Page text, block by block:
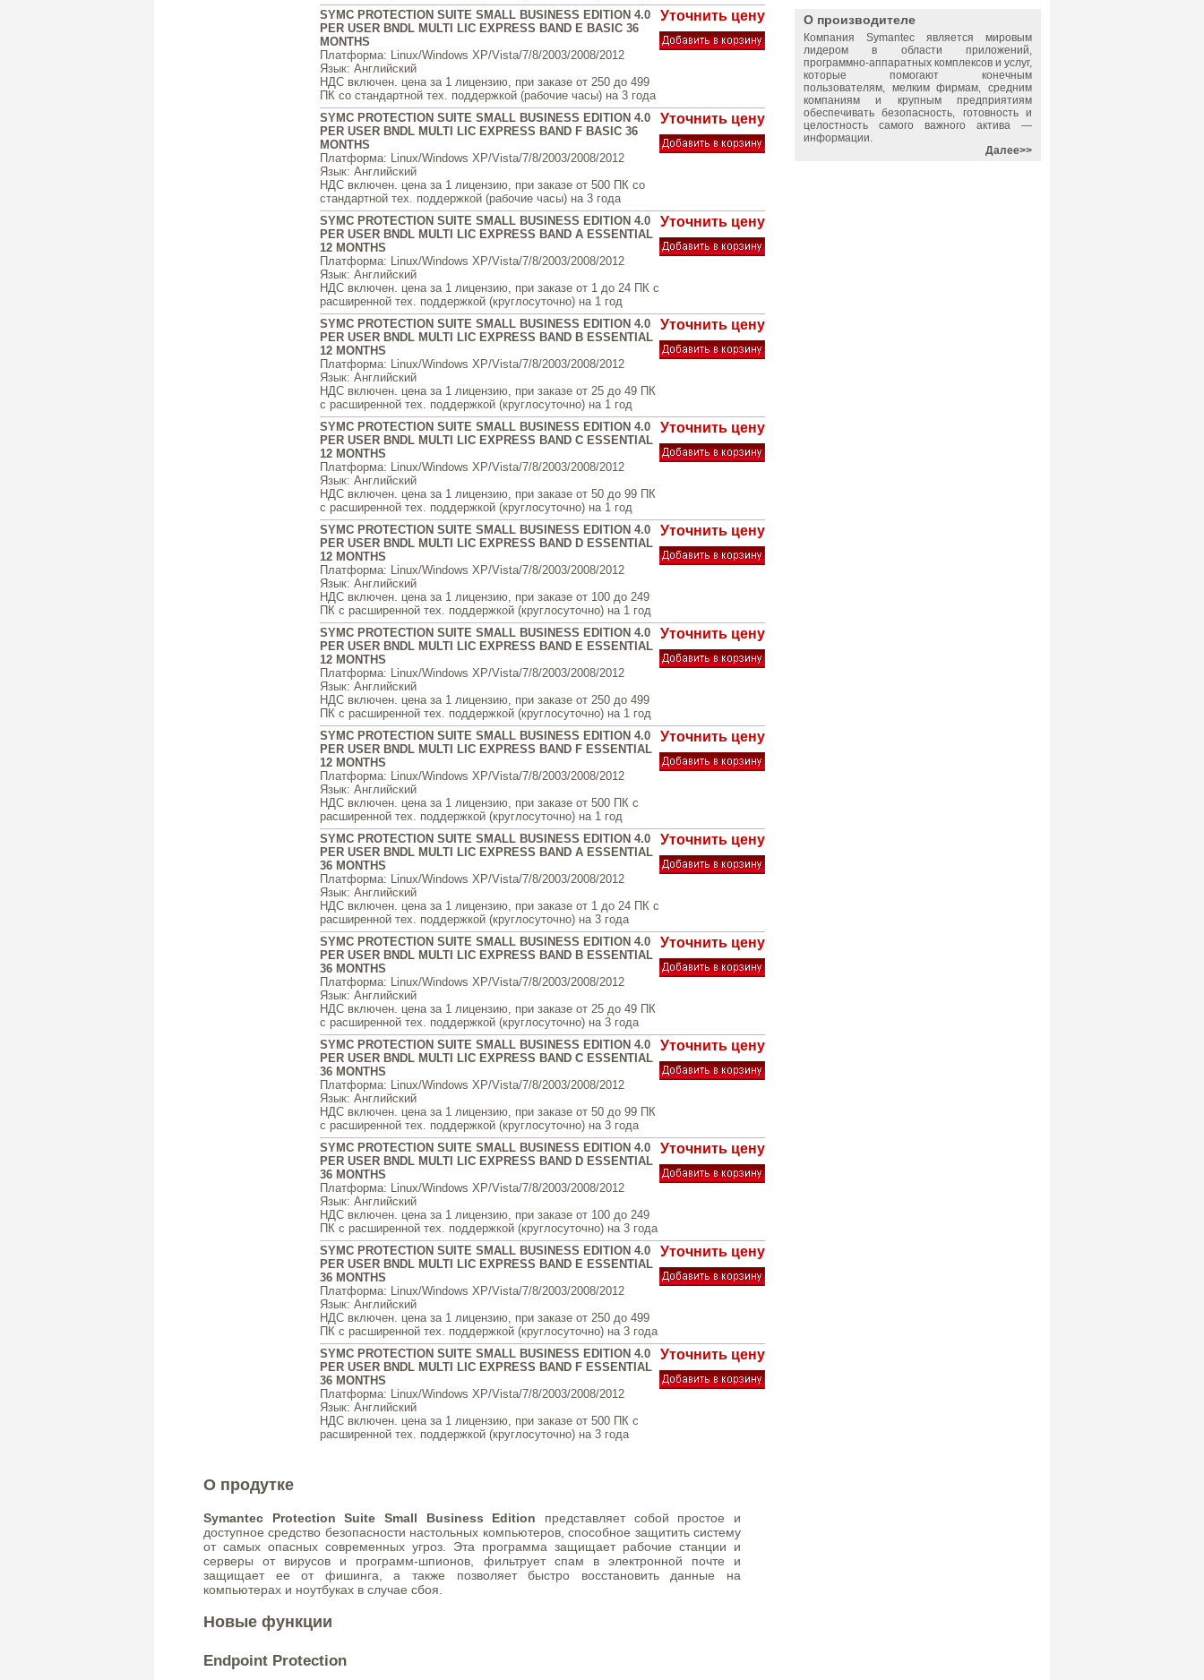
SYMC PROTECTION SUITE SMALL BUSINESS EDITION 4.0
PER USER BNDL MULTI LIC EXPRESS BAND E BASIC 36
MONTHS
Платформа: Linux/Windows XP/Vista/7/8/2003/2008/2012
Язык: Английский
НДС включен. цена за 1 лицензию, при заказе от 250 до 499
ПК со стандартной тех. поддержкой (рабочие часы) на 3 года
Уточнить цену
SYMC PROTECTION SUITE SMALL BUSINESS EDITION 4.0
PER USER BNDL MULTI LIC EXPRESS BAND F BASIC 36
MONTHS
Платформа: Linux/Windows XP/Vista/7/8/2003/2008/2012
Язык: Английский
НДС включен. цена за 1 лицензию, при заказе от 500 ПК со
стандартной тех. поддержкой (рабочие часы) на 3 года
Уточнить цену
SYMC PROTECTION SUITE SMALL BUSINESS EDITION 4.0
PER USER BNDL MULTI LIC EXPRESS BAND A ESSENTIAL
12 MONTHS
Платформа: Linux/Windows XP/Vista/7/8/2003/2008/2012
Язык: Английский
НДС включен. цена за 1 лицензию, при заказе от 1 до 24 ПК с
расширенной тех. поддержкой (круглосуточно) на 1 год
Уточнить цену
SYMC PROTECTION SUITE SMALL BUSINESS EDITION 4.0
PER USER BNDL MULTI LIC EXPRESS BAND B ESSENTIAL
12 MONTHS
Платформа: Linux/Windows XP/Vista/7/8/2003/2008/2012
Язык: Английский
НДС включен. цена за 1 лицензию, при заказе от 25 до 49 ПК
с расширенной тех. поддержкой (круглосуточно) на 1 год
Уточнить цену
SYMC PROTECTION SUITE SMALL BUSINESS EDITION 4.0
PER USER BNDL MULTI LIC EXPRESS BAND C ESSENTIAL
12 MONTHS
Платформа: Linux/Windows XP/Vista/7/8/2003/2008/2012
Язык: Английский
НДС включен. цена за 1 лицензию, при заказе от 50 до 99 ПК
с расширенной тех. поддержкой (круглосуточно) на 1 год
Уточнить цену
SYMC PROTECTION SUITE SMALL BUSINESS EDITION 4.0
PER USER BNDL MULTI LIC EXPRESS BAND D ESSENTIAL
12 MONTHS
Платформа: Linux/Windows XP/Vista/7/8/2003/2008/2012
Язык: Английский
НДС включен. цена за 1 лицензию, при заказе от 100 до 249
ПК с расширенной тех. поддержкой (круглосуточно) на 1 год
Уточнить цену
SYMC PROTECTION SUITE SMALL BUSINESS EDITION 4.0
PER USER BNDL MULTI LIC EXPRESS BAND E ESSENTIAL
12 MONTHS
Платформа: Linux/Windows XP/Vista/7/8/2003/2008/2012
Язык: Английский
НДС включен. цена за 1 лицензию, при заказе от 250 до 499
ПК с расширенной тех. поддержкой (круглосуточно) на 1 год
Уточнить цену
SYMC PROTECTION SUITE SMALL BUSINESS EDITION 4.0
PER USER BNDL MULTI LIC EXPRESS BAND F ESSENTIAL
12 MONTHS
Платформа: Linux/Windows XP/Vista/7/8/2003/2008/2012
Язык: Английский
НДС включен. цена за 1 лицензию, при заказе от 500 ПК с
расширенной тех. поддержкой (круглосуточно) на 1 год
Уточнить цену
SYMC PROTECTION SUITE SMALL BUSINESS EDITION 4.0
PER USER BNDL MULTI LIC EXPRESS BAND A ESSENTIAL
36 MONTHS
Платформа: Linux/Windows XP/Vista/7/8/2003/2008/2012
Язык: Английский
НДС включен. цена за 1 лицензию, при заказе от 1 до 24 ПК с
расширенной тех. поддержкой (круглосуточно) на 3 года
Уточнить цену
SYMC PROTECTION SUITE SMALL BUSINESS EDITION 4.0
PER USER BNDL MULTI LIC EXPRESS BAND B ESSENTIAL
36 MONTHS
Платформа: Linux/Windows XP/Vista/7/8/2003/2008/2012
Язык: Английский
НДС включен. цена за 1 лицензию, при заказе от 25 до 49 ПК
с расширенной тех. поддержкой (круглосуточно) на 3 года
Уточнить цену
SYMC PROTECTION SUITE SMALL BUSINESS EDITION 4.0
PER USER BNDL MULTI LIC EXPRESS BAND C ESSENTIAL
36 MONTHS
Платформа: Linux/Windows XP/Vista/7/8/2003/2008/2012
Язык: Английский
НДС включен. цена за 1 лицензию, при заказе от 50 до 99 ПК
с расширенной тех. поддержкой (круглосуточно) на 3 года
Уточнить цену
SYMC PROTECTION SUITE SMALL BUSINESS EDITION 4.0
PER USER BNDL MULTI LIC EXPRESS BAND D ESSENTIAL
36 MONTHS
Платформа: Linux/Windows XP/Vista/7/8/2003/2008/2012
Язык: Английский
НДС включен. цена за 1 лицензию, при заказе от 100 до 249
ПК с расширенной тех. поддержкой (круглосуточно) на 3 года
Уточнить цену
SYMC PROTECTION SUITE SMALL BUSINESS EDITION 4.0
PER USER BNDL MULTI LIC EXPRESS BAND E ESSENTIAL
36 MONTHS
Платформа: Linux/Windows XP/Vista/7/8/2003/2008/2012
Язык: Английский
НДС включен. цена за 1 лицензию, при заказе от 250 до 499
ПК с расширенной тех. поддержкой (круглосуточно) на 3 года
Уточнить цену
SYMC PROTECTION SUITE SMALL BUSINESS EDITION 4.0
PER USER BNDL MULTI LIC EXPRESS BAND F ESSENTIAL
36 MONTHS
Платформа: Linux/Windows XP/Vista/7/8/2003/2008/2012
Язык: Английский
НДС включен. цена за 1 лицензию, при заказе от 500 ПК с
расширенной тех. поддержкой (круглосуточно) на 3 года
Уточнить цену
О продутке
Symantec Protection Suite Small Business Edition представляет собой простое и
доступное средство безопасности настольных компьютеров, способное защитить систему
от самых опасных современных угроз. Эта программа защищает рабочие станции и
серверы от вирусов и программ-шпионов, фильтрует спам в электронной почте и
защищает ее от фишинга, а также позволяет быстро восстановить данные на
компьютерах и ноутбуках в случае сбоя.
Новые функции
Endpoint Protection
О производителе
Компания Symantec является мировым
лидером в области приложений,
программно-аппаратных комплексов и услуг,
которые помогают конечным
пользователям, мелким фирмам, средним
компаниям и крупным предприятиям
обеспечивать безопасность, готовность и
целостность самого важного актива —
информации.
Далее>>